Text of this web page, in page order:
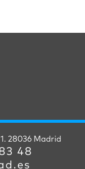
28036 Madrid
48